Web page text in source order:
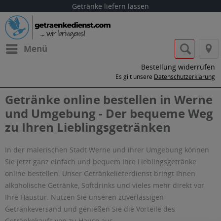
Getränke liefern lassen
Menü
Bestellung widerrufen
Es gilt unsere Datenschutzerklärung
Getränke online bestellen in Werne
und Umgebung - Der bequeme Weg
zu Ihren Lieblingsgetränken
In der malerischen Stadt Werne und ihrer Umgebung können
Sie jetzt ganz einfach und bequem Ihre Lieblingsgetränke
online bestellen. Unser Getränkelieferdienst bringt Ihnen
alkoholische Getränke, Softdrinks und vieles mehr direkt vor
Ihre Haustür. Nutzen Sie unseren zuverlässigen
Getränkeversand und genießen Sie die Vorteile des